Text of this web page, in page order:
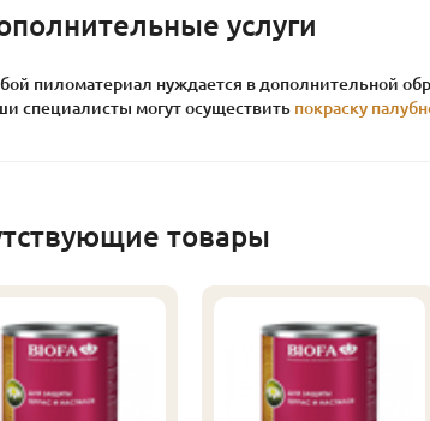
услуги
пиломатериал нуждается в дополнительной
специалисты могут осуществить покраску
товары